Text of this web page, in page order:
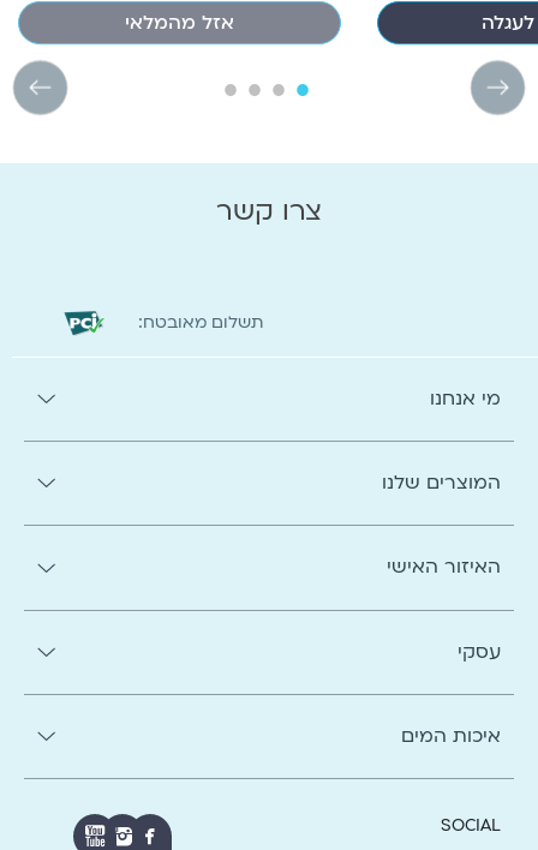
אזל מהמלאי
צרו קשר
:תשלום מאובטח
מי אנחנו
המוצרים שלנו
האיזור האישי
עסקי
איכות המים
SOCIAL